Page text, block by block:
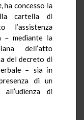
, ha concesso la
cartella di
l’assistenza
– mediante la
dell’atto
del decreto di
– sia in
di un
di